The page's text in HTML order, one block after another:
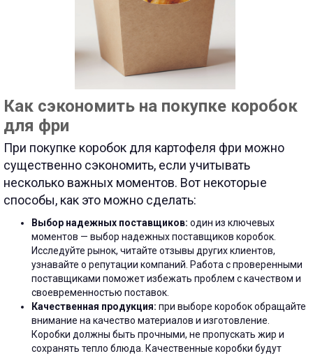
Как сэкономить на покупке коробок
для фри
При покупке коробок для картофеля фри можно
существенно сэкономить, если учитывать
несколько важных моментов. Вот некоторые
способы, как это можно сделать:
Выбор надежных поставщиков: один из ключевых
моментов — выбор надежных поставщиков коробок.
Исследуйте рынок, читайте отзывы других клиентов,
узнавайте о репутации компаний. Работа с проверенными
поставщиками поможет избежать проблем с качеством и
своевременностью поставок.
Качественная продукция: при выборе коробок обращайте
внимание на качество материалов и изготовление.
Коробки должны быть прочными, не пропускать жир и
сохранять тепло блюда. Качественные коробки будут